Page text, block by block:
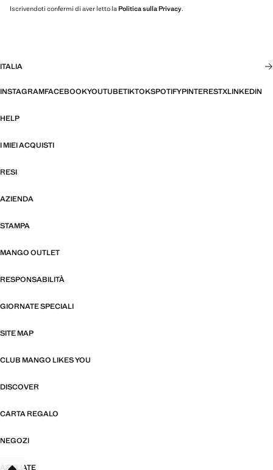
Iscrivendoti confermi di aver letto laPolitica sulla Privacy.
ITALIA
INSTAGRAMFACEBOOKYOUTUBETIKTOKSPOTIFYPINTERESTXLINKEDIN
HELP
I MIEI ACQUISTI
RESI
AZIENDA
STAMPA
MANGO OUTLET
RESPONSABILITÀ
GIORNATE SPECIALI
SITE MAP
CLUB MANGO LIKES YOU
DISCOVER
CARTA REGALO
NEGOZI
AFFILIATE